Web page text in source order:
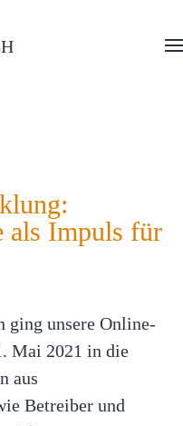
als Impuls für
ging unsere Online-
Mai 2021 in die
aus
Betreiber und